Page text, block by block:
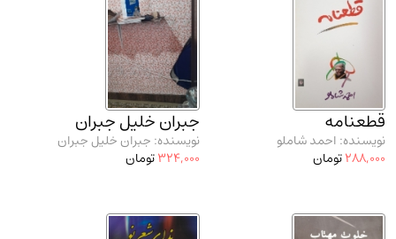
قطعنامه
نویسنده: احمد شاملو
288,000تومان
جبران خلیل جبران
نویسنده: جبران خلیل جبران
324,000تومان